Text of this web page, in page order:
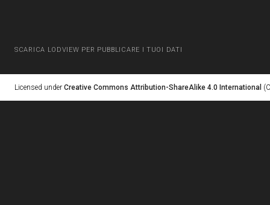
SCARICA LODVIEW PER PUBBLICARE I TUOI DATI
Licensed under Creative Commons Attribution-ShareAlike 4.0 International